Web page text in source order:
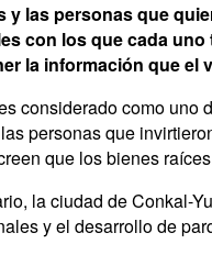
y las personas que
con los que cada
la información que
considerado como
personas que
que los bienes
la ciudad de Conkal-
y el desarrollo de